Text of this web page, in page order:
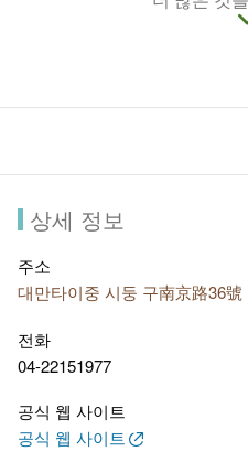
운 식음료 서비스를 제공합니
상세 정보
주소
대만타이중 시둥 구南京路36號
전화
04-22151977
공식 웹 사이트
공식 웹 사이트